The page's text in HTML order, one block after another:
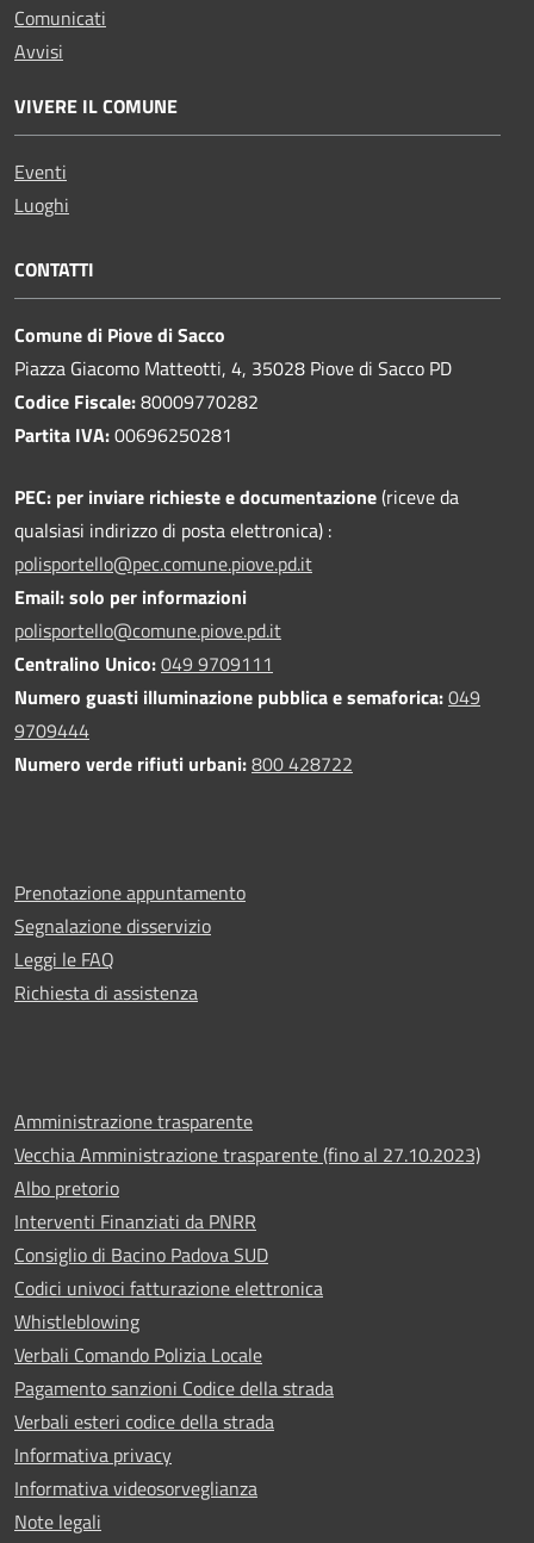
Comunicati
Avvisi
VIVERE IL COMUNE
Eventi
Luoghi
CONTATTI
Comune di Piove di Sacco
Piazza Giacomo Matteotti, 4, 35028 Piove di Sacco PD
Codice Fiscale:80009770282
Partita IVA:00696250281
PEC: per inviare richieste e documentazione(riceve da
qualsiasi indirizzo di posta elettronica) :
polisportello@pec.comune.piove.pd.it
Email: solo per informazioni
polisportello@comune.piove.pd.it
Centralino Unico:049 9709111
Numero guasti illuminazione pubblica e semaforica:049
9709444
Numero verde rifiuti urbani:800 428722
Prenotazione appuntamento
Segnalazione disservizio
Leggi le FAQ
Richiesta di assistenza
Amministrazione trasparente
Vecchia Amministrazione trasparente (fino al 27.10.2023)
Albo pretorio
Interventi Finanziati da PNRR
Consiglio di Bacino Padova SUD
Codici univoci fatturazione elettronica
Whistleblowing
Verbali Comando Polizia Locale
Pagamento sanzioni Codice della strada
Verbali esteri codice della strada
Informativa privacy
Informativa videosorveglianza
Note legali